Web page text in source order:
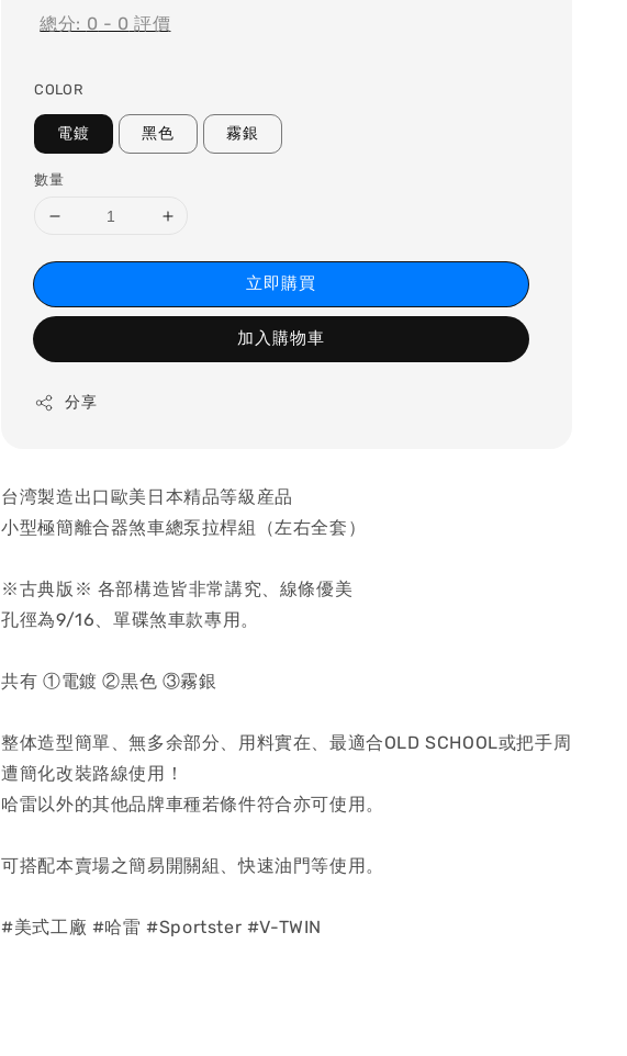
總分: 0 - 0 評價
COLOR
電鍍 黑色 霧銀
數量
立即購買
加入購物車
分享
台湾製造出口歐美日本精品等級産品
小型極簡離合器煞車總泵拉桿組（左右全套）
※古典版※ 各部構造皆非常講究、線條優美
孔徑為9/16、單碟煞車款專用。
共有 ①電鍍 ②黒色 ③霧銀
整体造型簡單、無多余部分、用料實在、最適合OLD SCHOOL或把手周
遭簡化改裝路線使用！
哈雷以外的其他品牌車種若條件符合亦可使用。
可搭配本賣場之簡易開關組、快速油門等使用。
#美式工廠 #哈雷 #Sportster #V-TWIN